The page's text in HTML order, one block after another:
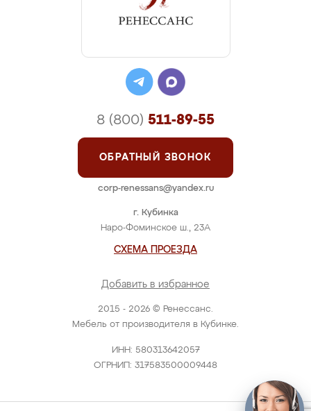
2015 - 2026 © Ренессанс.
Мебель от производителя в Кубинке.
ИНН: 580313642057
ОГРНИП: 317583500009448
г. Кубинка
Наро-Фоминское ш., 23А
СХЕМА ПРОЕЗДА
Добавить в избранное
8 (800) 511-89-55
ОБРАТНЫЙ ЗВОНОК
corp-renessans@yandex.ru